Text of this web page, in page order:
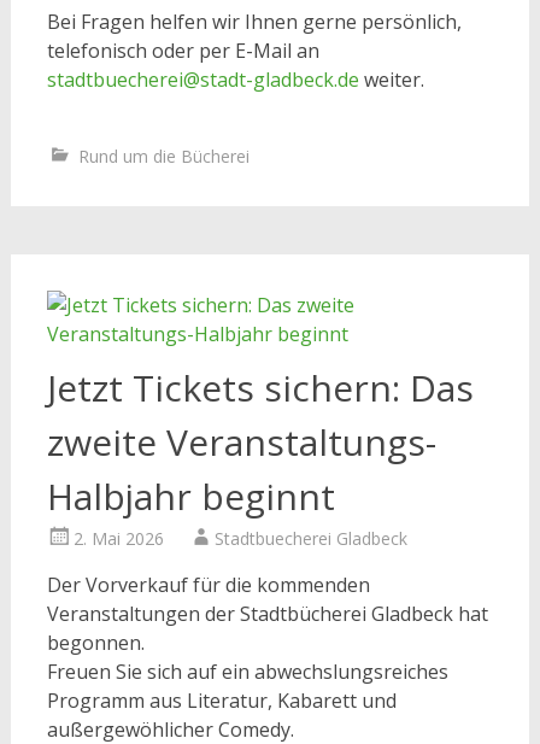
Bei Fragen helfen wir Ihnen gerne persönlich,
telefonisch oder per E-Mail an
stadtbuecherei@stadt-gladbeck.de weiter.
Rund um die Bücherei
Jetzt Tickets sichern: Das
zweite Veranstaltungs-
Halbjahr beginnt
2. Mai 2026 Stadtbuecherei Gladbeck
Der Vorverkauf für die kommenden
Veranstaltungen der Stadtbücherei Gladbeck hat
begonnen.
Freuen Sie sich auf ein abwechslungsreiches
Programm aus Literatur, Kabarett und
außergewöhlicher Comedy.